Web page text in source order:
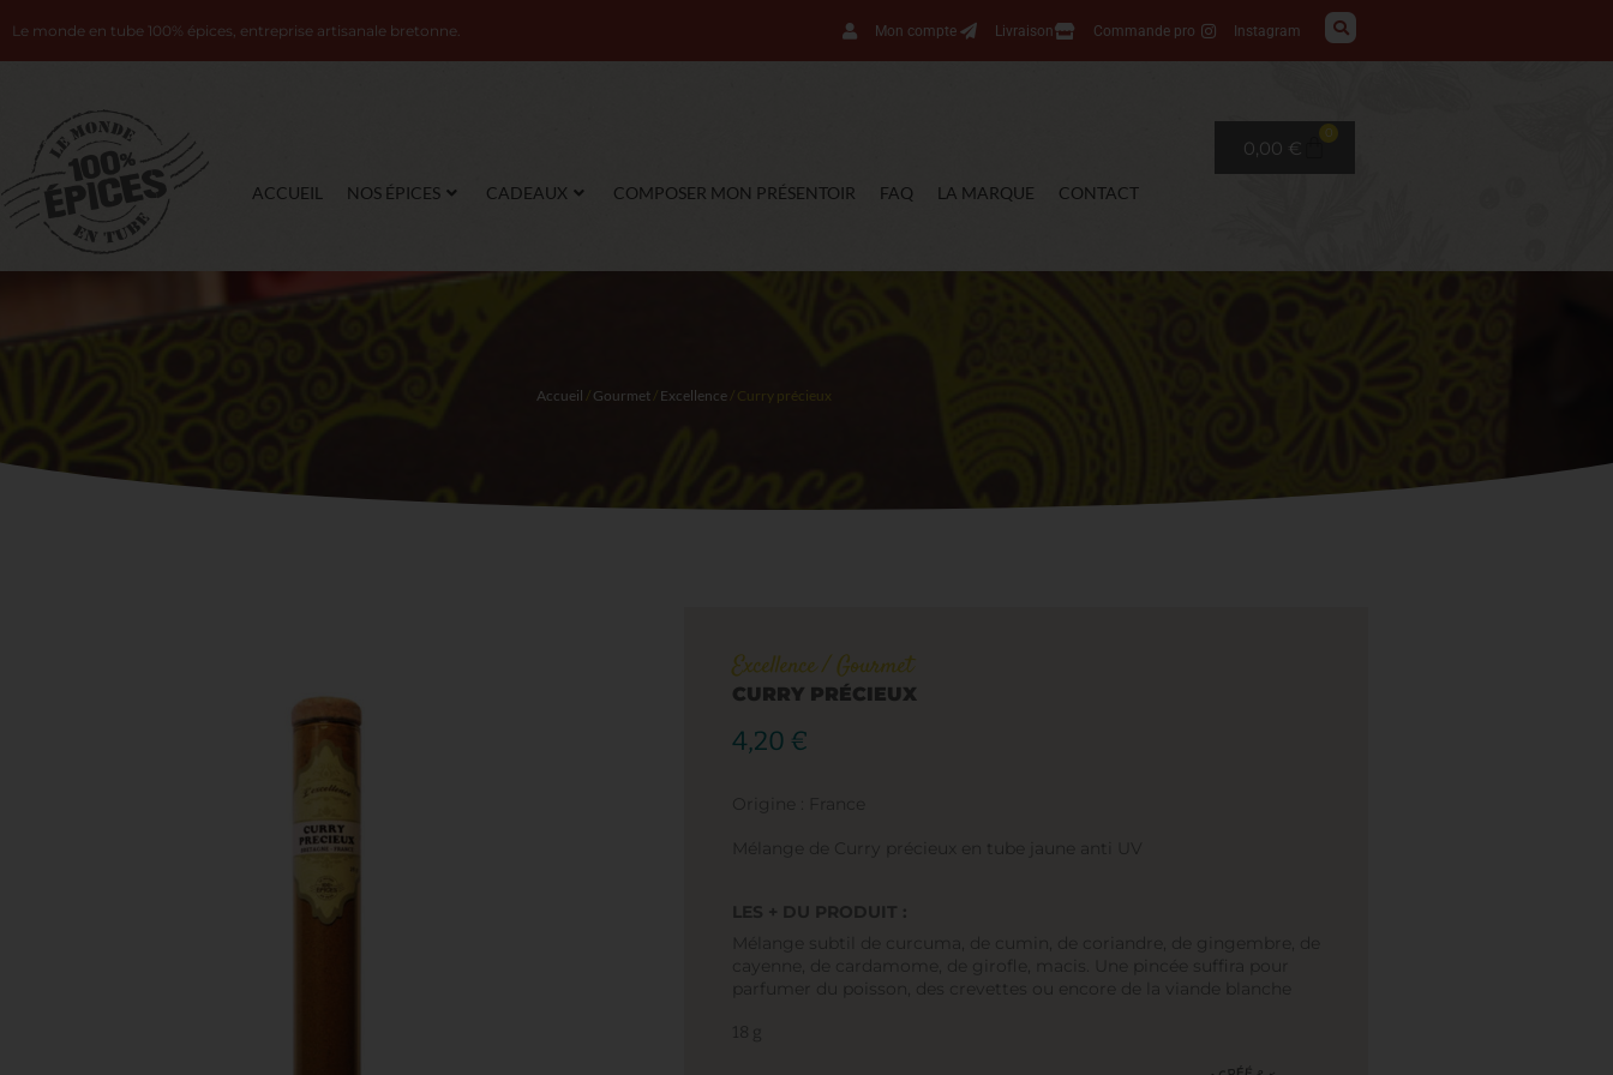
Le monde en tube 100% épices, entreprise artisanale bretonne. Mon compte Livraison Commande pro Instagram
0,00 €
0
ACCUEIL NOS ÉPICES CADEAUX COMPOSER MON PRÉSENTOIR FAQ LA MARQUE CONTACT
Accueil Gourmet Excellence / Curry précieux
Excellence/Gourmet
CURRY PRÉCIEUX
4,20 €
Origine : France
Mélange de Curry précieux en tube jaune anti UV
LES + DU PRODUIT :
Mélange subtil de curcuma, de cumin, de coriandre, de gingembre, de
cayenne, de cardamome, de girofle, macis. Une pincée suffira pour
parfumer du poisson, des crevettes ou encore de la viande blanche
18 g